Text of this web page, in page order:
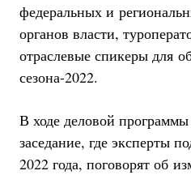
федеральных и
органов власти,
отраслевые спикеры для
сезона-2022.
В ходе деловой
заседание, где эксперты
2022 года, поговорят об